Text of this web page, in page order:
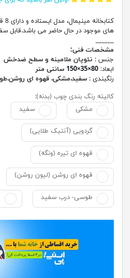
های موجود در حال حاضر می باشد.قابل
______
مشخصات فنی:
جنس : نئوپان ملامینه و سطح ضدخش
ابعاد: 80×35×150 سانتی متر
رنگبندی : سفید،مشکی، قهوه ای
کالیته رنگ بندی چوب (بدنه):
مشکی
سفید
گردویی (آنتیک طلایی)
قهوه ای تیره (ونگه)
قهوه ای روشن (لیون روشن)
طوسی- درب سفید